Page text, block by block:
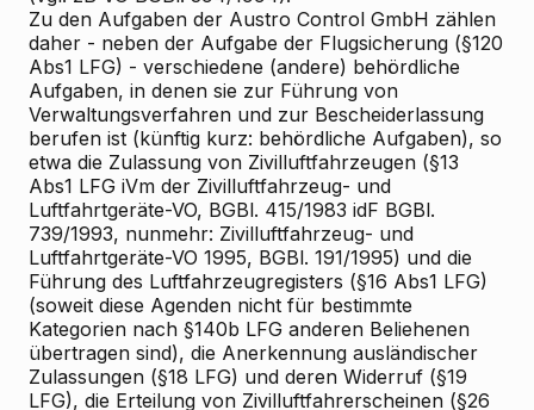
Zu den Aufgaben der Austro Control GmbH zählen
daher - neben der Aufgabe der Flugsicherung (§120
Abs1 LFG) - verschiedene (andere) behördliche
Aufgaben, in denen sie zur Führung von
Verwaltungsverfahren und zur Bescheiderlassung
berufen ist (künftig kurz: behördliche Aufgaben), so
etwa die Zulassung von Zivilluftfahrzeugen (§13
Abs1 LFG iVm der Zivilluftfahrzeug- und
Luftfahrtgeräte-VO, BGBl. 415/1983 idF BGBl.
739/1993, nunmehr: Zivilluftfahrzeug- und
Luftfahrtgeräte-VO 1995, BGBl. 191/1995) und die
Führung des Luftfahrzeugregisters (§16 Abs1 LFG)
(soweit diese Agenden nicht für bestimmte
Kategorien nach §140b LFG anderen Beliehenen
übertragen sind), die Anerkennung ausländischer
Zulassungen (§18 LFG) und deren Widerruf (§19
LFG), die Erteilung von Zivilluftfahrerscheinen (§26